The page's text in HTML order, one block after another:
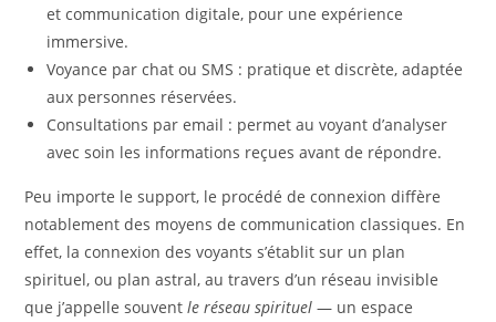
et communication digitale, pour une expérience
immersive.
Voyance par chat ou SMS : pratique et discrète, adaptée
aux personnes réservées.
Consultations par email : permet au voyant d’analyser
avec soin les informations reçues avant de répondre.
Peu importe le support, le procédé de connexion diffère
notablement des moyens de communication classiques. En
effet, la connexion des voyants s’établit sur un plan
spirituel, ou plan astral, au travers d’un réseau invisible
que j’appelle souventle réseau spirituel — un espace